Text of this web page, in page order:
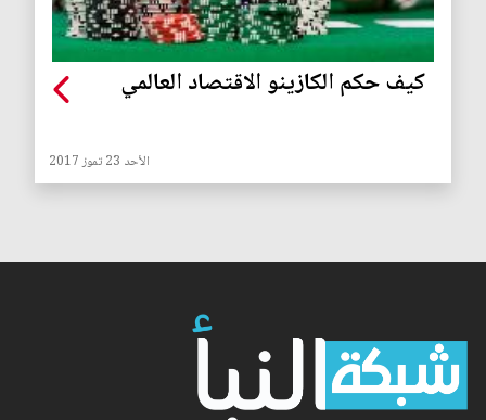
كيف حكم الكازينو الاقتصاد العالمي
الأحد 23 تموز 2017